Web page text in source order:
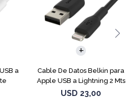
a
Cable De Datos Belkin para
Apple USB a Lightning 2 Mts
Black
USD 23,00